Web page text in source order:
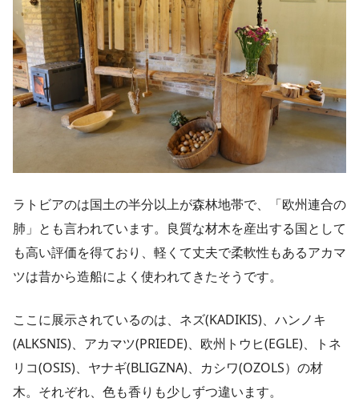
ラトビアのは国土の半分以上が森林地帯で、「欧州連合の
肺」とも言われています。良質な材木を産出する国として
も高い評価を得ており、軽くて丈夫で柔軟性もあるアカマ
ツは昔から造船によく使われてきたそうです。
ここに展示されているのは、ネズ(KADIKIS)、ハンノキ
(ALKSNIS)、アカマツ(PRIEDE)、欧州トウヒ(EGLE)、トネ
リコ(OSIS)、ヤナギ(BLIGZNA)、カシワ(OZOLS）の材
木。それぞれ、色も香りも少しずつ違います。